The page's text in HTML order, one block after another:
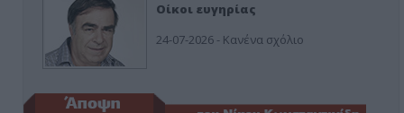
Οίκοι ευγηρίας
24-07-2026 - Κανένα σχόλιο